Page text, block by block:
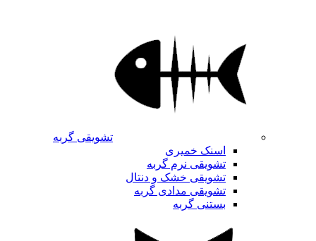
تشویقی گربه
اسنک خمیری
تشویقی نرم گربه
تشویقی خشک و دنتال
تشویقی مدادی گربه
بستنی گربه